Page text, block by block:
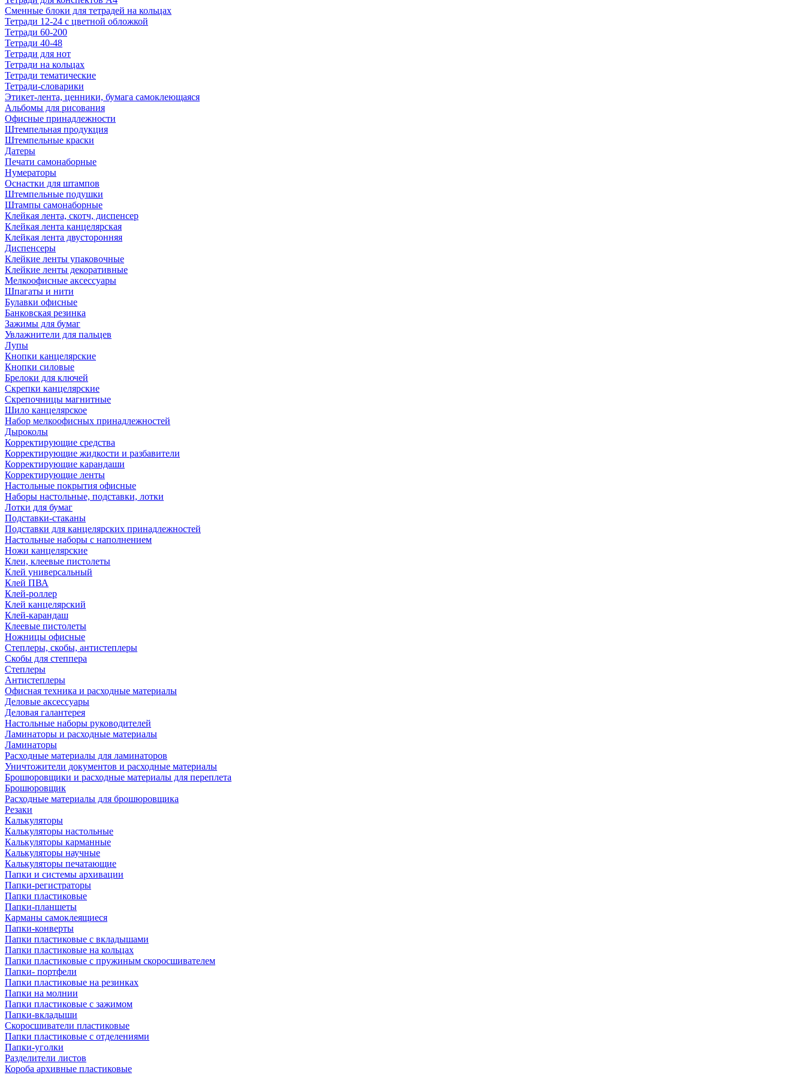
Сменные блоки для тетрадей на кольцах
Тетради 12-24 с цветной обложкой
Тетради 60-200
Тетради 40-48
Тетради для нот
Тетради на кольцах
Тетради тематические
Тетради-словарики
Этикет-лента, ценники, бумага самоклеющаяся
Альбомы для рисования
Офисные принадлежности
Штемпельная продукция
Штемпельные краски
Датеры
Печати самонаборные
Нумераторы
Оснастки для штампов
Штемпельные подушки
Штампы самонаборные
Клейкая лента, скотч, диспенсер
Клейкая лента канцелярская
Клейкая лента двусторонняя
Диспенсеры
Клейкие ленты упаковочные
Клейкие ленты декоративные
Мелкоофисные аксессуары
Шпагаты и нити
Булавки офисные
Банковская резинка
Зажимы для бумаг
Увлажнители для пальцев
Лупы
Кнопки канцелярские
Кнопки силовые
Брелоки для ключей
Скрепки канцелярские
Скрепочницы магнитные
Шило канцелярское
Набор мелкоофисных принадлежностей
Дыроколы
Корректирующие средства
Корректирующие жидкости и разбавители
Корректирующие карандаши
Корректирующие ленты
Настольные покрытия офисные
Наборы настольные, подставки, лотки
Лотки для бумаг
Подставки-стаканы
Подставки для канцелярских принадлежностей
Настольные наборы с наполнением
Ножи канцелярские
Клеи, клеевые пистолеты
Клей универсальный
Клей ПВА
Клей-роллер
Клей канцелярский
Клей-карандаш
Клеевые пистолеты
Ножницы офисные
Степлеры, скобы, антистеплеры
Скобы для степпера
Степлеры
Антистеплеры
Офисная техника и расходные материалы
Деловые аксессуары
Деловая галантерея
Настольные наборы руководителей
Ламинаторы и расходные материалы
Ламинаторы
Расходные материалы для ламинаторов
Уничтожители документов и расходные материалы
Брошюровщики и расходные материалы для переплета
Брошюровщик
Расходные материалы для брошюровщика
Резаки
Калькуляторы
Калькуляторы настольные
Калькуляторы карманные
Калькуляторы научные
Калькуляторы печатающие
Папки и системы архивации
Папки-регистраторы
Папки пластиковые
Папки-планшеты
Карманы самоклеящиеся
Папки-конверты
Папки пластиковые с вкладышами
Папки пластиковые на кольцах
Папки пластиковые с пружиным скоросшивателем
Папки- портфели
Папки пластиковые на резинках
Папки на молнии
Папки пластиковые с зажимом
Папки-вкладыши
Скоросшиватели пластиковые
Папки пластиковые с отделениями
Папки-уголки
Разделители листов
Короба архивные пластиковые